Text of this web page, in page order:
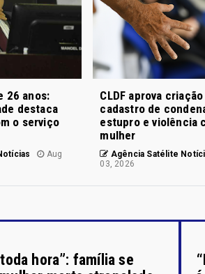
26 anos:
destaca
o serviço
Aug
CLDF aprova
cadastro de
estupro e violência
mulher
Agência Satélite
03, 2026
hora”: família se